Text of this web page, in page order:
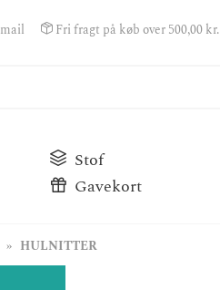
Fri fragt på køb over 500,00 kr.
Stof
Gavekort
HULNITTER